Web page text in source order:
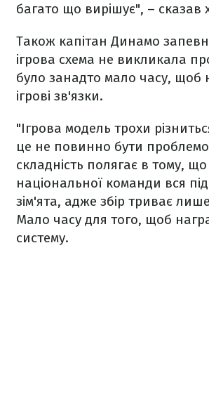
багато що вирішує", – сказав
Також капітан Динамо
ігрова схема не викликала
було занадто мало часу, щоб
ігрові зв'язки.
"Ігрова модель трохи
це не повинно бути
складність полягає в тому, що
національної команди вся
зім'ята, адже збір триває
Мало часу для того, щоб
систему.